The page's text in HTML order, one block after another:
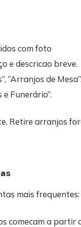
com foto
e descricao breve.
“Arranjos de
e Funerário”.
Retire arranjos
mais frequentes:
comecam a partir